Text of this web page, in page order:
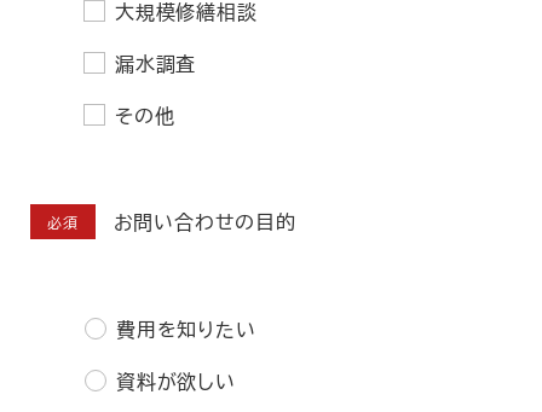
大規模修繕相談
漏水調査
その他
必須 お問い合わせの目的
費用を知りたい
資料が欲しい